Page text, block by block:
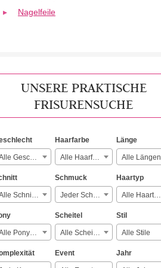
Nagelfeile
UNSERE PRAKTISCHE
FRISURENSUCHE
Alle Geschlechter
Haarfarbe
Alle Haarfarben
Länge
Alle Längen
Alle Schnitte
Schmuck
Jeder Schmuck
Haartyp
Alle Haartypen
Alle Ponyarten
Scheitel
Alle Scheitelarten
Stil
Alle Stile
Event Jahr